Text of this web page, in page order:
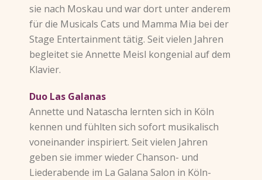
sie nach Moskau und war dort unter anderem
für die Musicals Cats und Mamma Mia bei der
Stage Entertainment tätig. Seit vielen Jahren
begleitet sie Annette Meisl kongenial auf dem
Klavier.
Duo Las Galanas
Annette und Natascha lernten sich in Köln
kennen und fühlten sich sofort musikalisch
voneinander inspiriert. Seit vielen Jahren
geben sie immer wieder Chanson- und
Liederabende im La Galana Salon in Köln-